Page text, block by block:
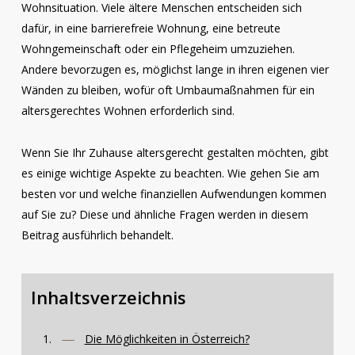
Wohnsituation. Viele ältere Menschen entscheiden sich
dafür, in eine barrierefreie Wohnung, eine betreute
Wohngemeinschaft oder ein Pflegeheim umzuziehen.
Andere bevorzugen es, möglichst lange in ihren eigenen vier
Wänden zu bleiben, wofür oft Umbaumaßnahmen für ein
altersgerechtes Wohnen erforderlich sind.
Wenn Sie Ihr Zuhause altersgerecht gestalten möchten, gibt
es einige wichtige Aspekte zu beachten. Wie gehen Sie am
besten vor und welche finanziellen Aufwendungen kommen
auf Sie zu? Diese und ähnliche Fragen werden in diesem
Beitrag ausführlich behandelt.
Inhaltsverzeichnis
Die Möglichkeiten in Österreich?